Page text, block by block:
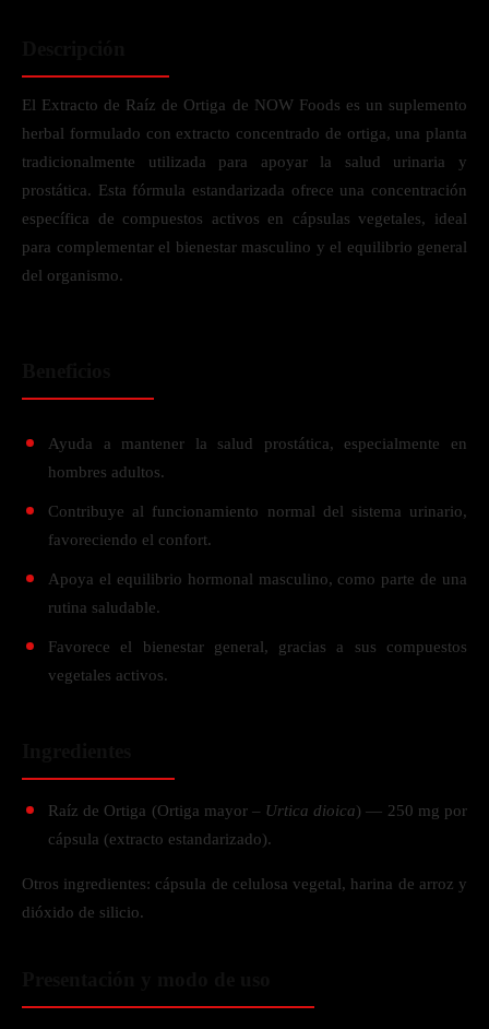
El Extracto de Raíz de Ortiga de NOW Foods es un suplemento
herbal formulado con extracto concentrado de ortiga, una planta
tradicionalmente utilizada para apoyar la salud urinaria y
prostática. Esta fórmula estandarizada ofrece una concentración
específica de compuestos activos en cápsulas vegetales, ideal
para complementar el bienestar masculino y el equilibrio general
del organismo.
Ayuda a mantener la salud prostática, especialmente en
hombres adultos.
Contribuye al funcionamiento normal del sistema urinario,
favoreciendo el confort.
Apoya el equilibrio hormonal masculino, como parte de una
rutina saludable.
Favorece el bienestar general, gracias a sus compuestos
vegetales activos.
Raíz de Ortiga (Ortiga mayor – Urtica dioica) — 250 mg por
cápsula (extracto estandarizado).
Otros ingredientes: cápsula de celulosa vegetal, harina de arroz y
dióxido de silicio.